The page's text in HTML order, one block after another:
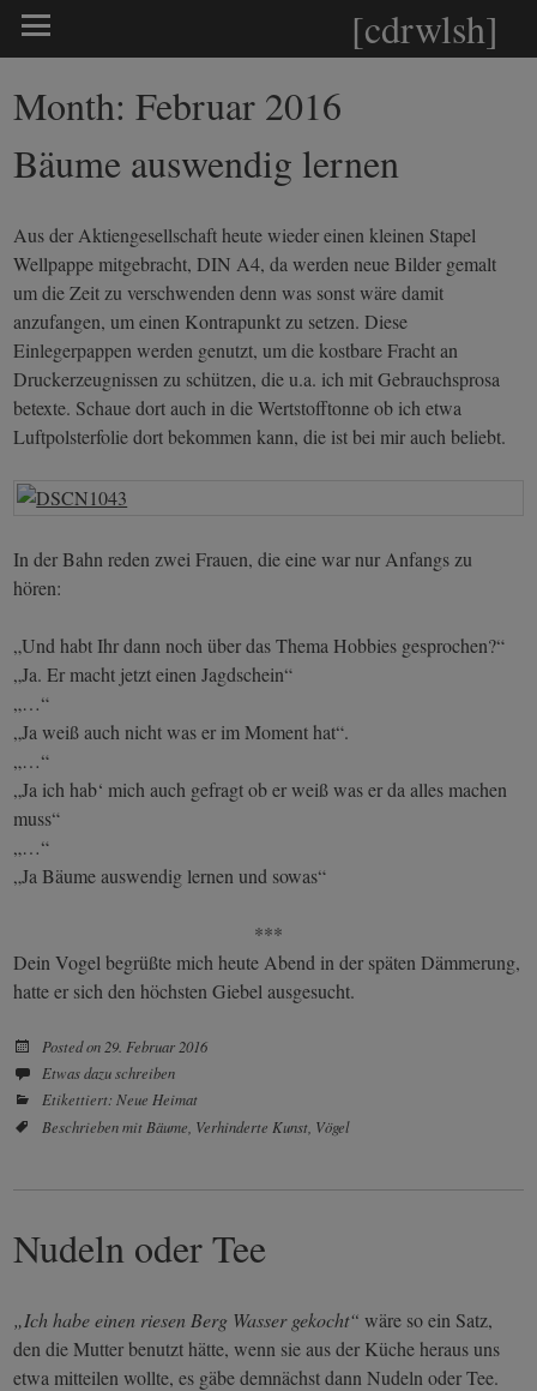
[cdrwlsh]
Month:Februar 2016
Bäume auswendig lernen
Aus der Aktiengesellschaft heute wieder einen kleinen Stapel
Wellpappe mitgebracht, DIN A4, da werden neue Bilder gemalt
um die Zeit zu verschwenden denn was sonst wäre damit
anzufangen, um einen Kontrapunkt zu setzen. Diese
Einlegerpappen werden genutzt, um die kostbare Fracht an
Druckerzeugnissen zu schützen, die u.a. ich mit Gebrauchsprosa
betexte. Schaue dort auch in die Wertstofftonne ob ich etwa
Luftpolsterfolie dort bekommen kann, die ist bei mir auch beliebt.
In der Bahn reden zwei Frauen, die eine war nur Anfangs zu
hören:
„Und habt Ihr dann noch über das Thema Hobbies gesprochen?“
„Ja. Er macht jetzt einen Jagdschein“
„…“
„Ja weiß auch nicht was er im Moment hat“.
„…“
„Ja ich hab‘ mich auch gefragt ob er weiß was er da alles machen
muss“
„…“
„Ja Bäume auswendig lernen und sowas“
***
Dein Vogel begrüßte mich heute Abend in der späten Dämmerung,
hatte er sich den höchsten Giebel ausgesucht.
Posted on 29. Februar 2016
Etwas dazu schreiben
Etikettiert: Neue Heimat
Beschrieben mit Bäume Verhinderte Kunst Vögel
Nudeln oder Tee
„Ich habe einen riesen Berg Wasser gekocht“ wäre so ein Satz,
den die Mutter benutzt hätte, wenn sie aus der Küche heraus uns
etwa mitteilen wollte, es gäbe demnächst dann Nudeln oder Tee.